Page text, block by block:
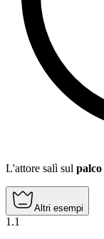
L'attore salì sul palco
Altri esempi
1 .1